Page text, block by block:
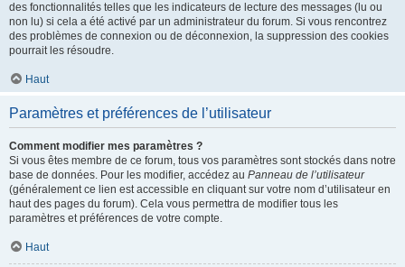
des fonctionnalités telles que les indicateurs de lecture des messages (lu ou
non lu) si cela a été activé par un administrateur du forum. Si vous rencontrez
des problèmes de connexion ou de déconnexion, la suppression des cookies
pourrait les résoudre.
Haut
Paramètres et préférences de l’utilisateur
Comment modifier mes paramètres ?
Si vous êtes membre de ce forum, tous vos paramètres sont stockés dans notre
base de données. Pour les modifier, accédez au Panneau de l’utilisateur
(généralement ce lien est accessible en cliquant sur votre nom d’utilisateur en
haut des pages du forum). Cela vous permettra de modifier tous les
paramètres et préférences de votre compte.
Haut